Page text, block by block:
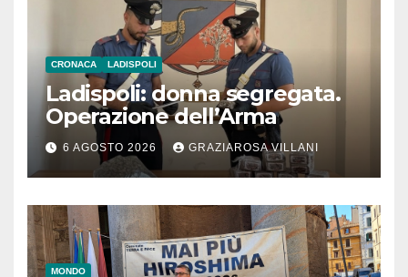
CRONACA LADISPOLI
Ladispoli: donna segregata.
Operazione dell’Arma
6 AGOSTO 2026 GRAZIAROSA VILLANI
MONDO